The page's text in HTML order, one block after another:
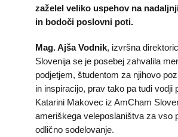
zaželel veliko uspehov na
in bodoči poslovni poti.
Mag. Ajša Vodnik, izvršna
Slovenija se je posebej zahvalila
podjetjem, študentom za njihovo
in inspiracijo, prav tako pa tudi vodji
Katarini Makovec iz AmCham
ameriškega veleposlaništva za vso
odlično sodelovanje.